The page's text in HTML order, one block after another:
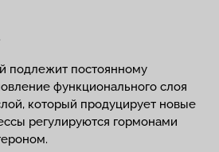
подлежит постоянному
функционального слоя
который продуцирует новые
регулируются гормонами